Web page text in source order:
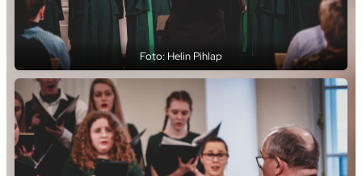
Foto: Helin Pihlap